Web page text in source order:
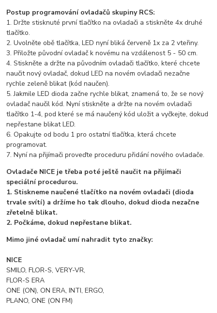
Postup programování ovladačů skupiny RCS:
1. Držte stisknuté první tlačítko na ovladači a stiskněte 4x druhé
tlačítko.
2. Uvolněte obě tlačítka, LED nyní bliká červeně 1x za 2 vteřiny.
3. Přiložte původní ovladač k novému na vzdálenost 5 - 50 cm.
4. Stiskněte a držte na původním ovladači tlačítko, které chcete
naučit nový ovladač, dokud LED na novém ovladači nezačne
rychle zeleně blikat (kód naučen).
5. Jakmile LED dioda začne rychle blikat, znamená to, že se nový
ovladač naučil kód. Nyní stiskněte a držte na novém ovladači
tlačítko 1-4, pod které se má naučený kód uložit a vyčkejte, dokud
nepřestane blikat LED.
6. Opakujte od bodu 1 pro ostatní tlačítka, která chcete
programovat.
7. Nyní na přijímači proveďte proceduru přidání nového ovladače.
Ovladače NICE je třeba poté ještě naučit na přijímači
speciální procedurou.
1. Stiskneme naučené tlačítko na novém ovladači (dioda
trvale svítí) a držíme ho tak dlouho, dokud dioda nezačne
zřetelně blikat.
2. Počkáme, dokud nepřestane blikat.
Mimo jiné ovladač umí nahradit tyto značky:
NICE
SMILO, FLOR-S, VERY-VR,
FLOR-S ERA
ONE (ON), ON ERA, INTI, ERGO,
PLANO, ONE (ON FM)